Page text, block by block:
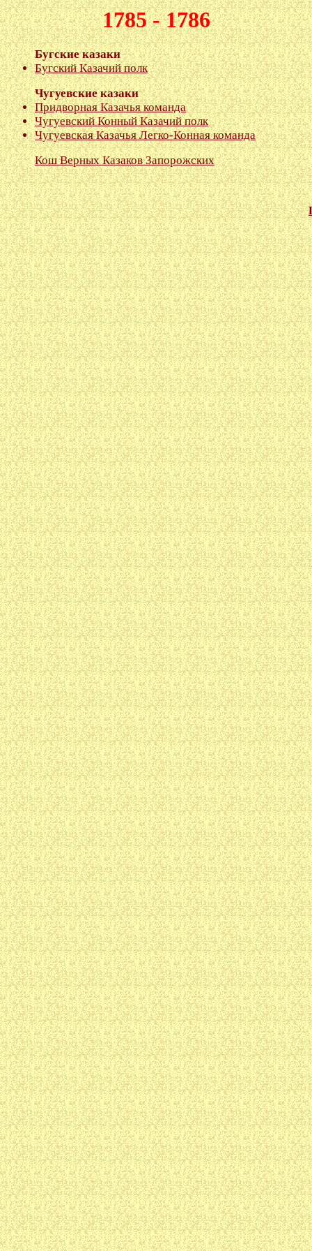
1785 - 1786
Бугские казаки
Бугский Казачий полк
Чугуевские казаки
Придворная Казачья команда
Чугуевский Конный Казачий полк
Чугуевская Казачья Легко-Конная команда
Кош Верных Казаков Запорожских